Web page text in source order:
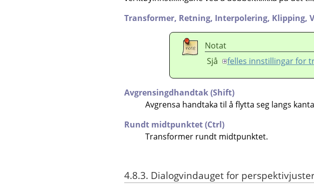
Transformer, Retning, Interpolering, Klipping,
Notat
Sjå
felles innstillingar for
Avgrensingdhandtak (Shift)
Avgrensa handtaka til å flytta seg langs
Rundt midtpunktet (Ctrl)
Transformer rundt midtpunktet.
4.8.3. Dialogvindauget for